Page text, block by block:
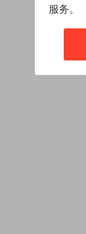
服务。